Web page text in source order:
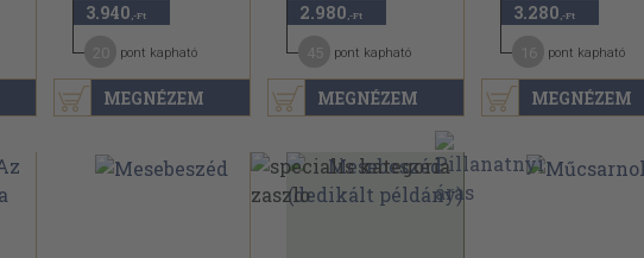
MEGNÉZEM
3.940 ,-Ft
pont kapható
MEGNÉZEM
2.980 ,-Ft
pont kapható
MEGNÉZEM
3.280 ,-Ft
pont kapható